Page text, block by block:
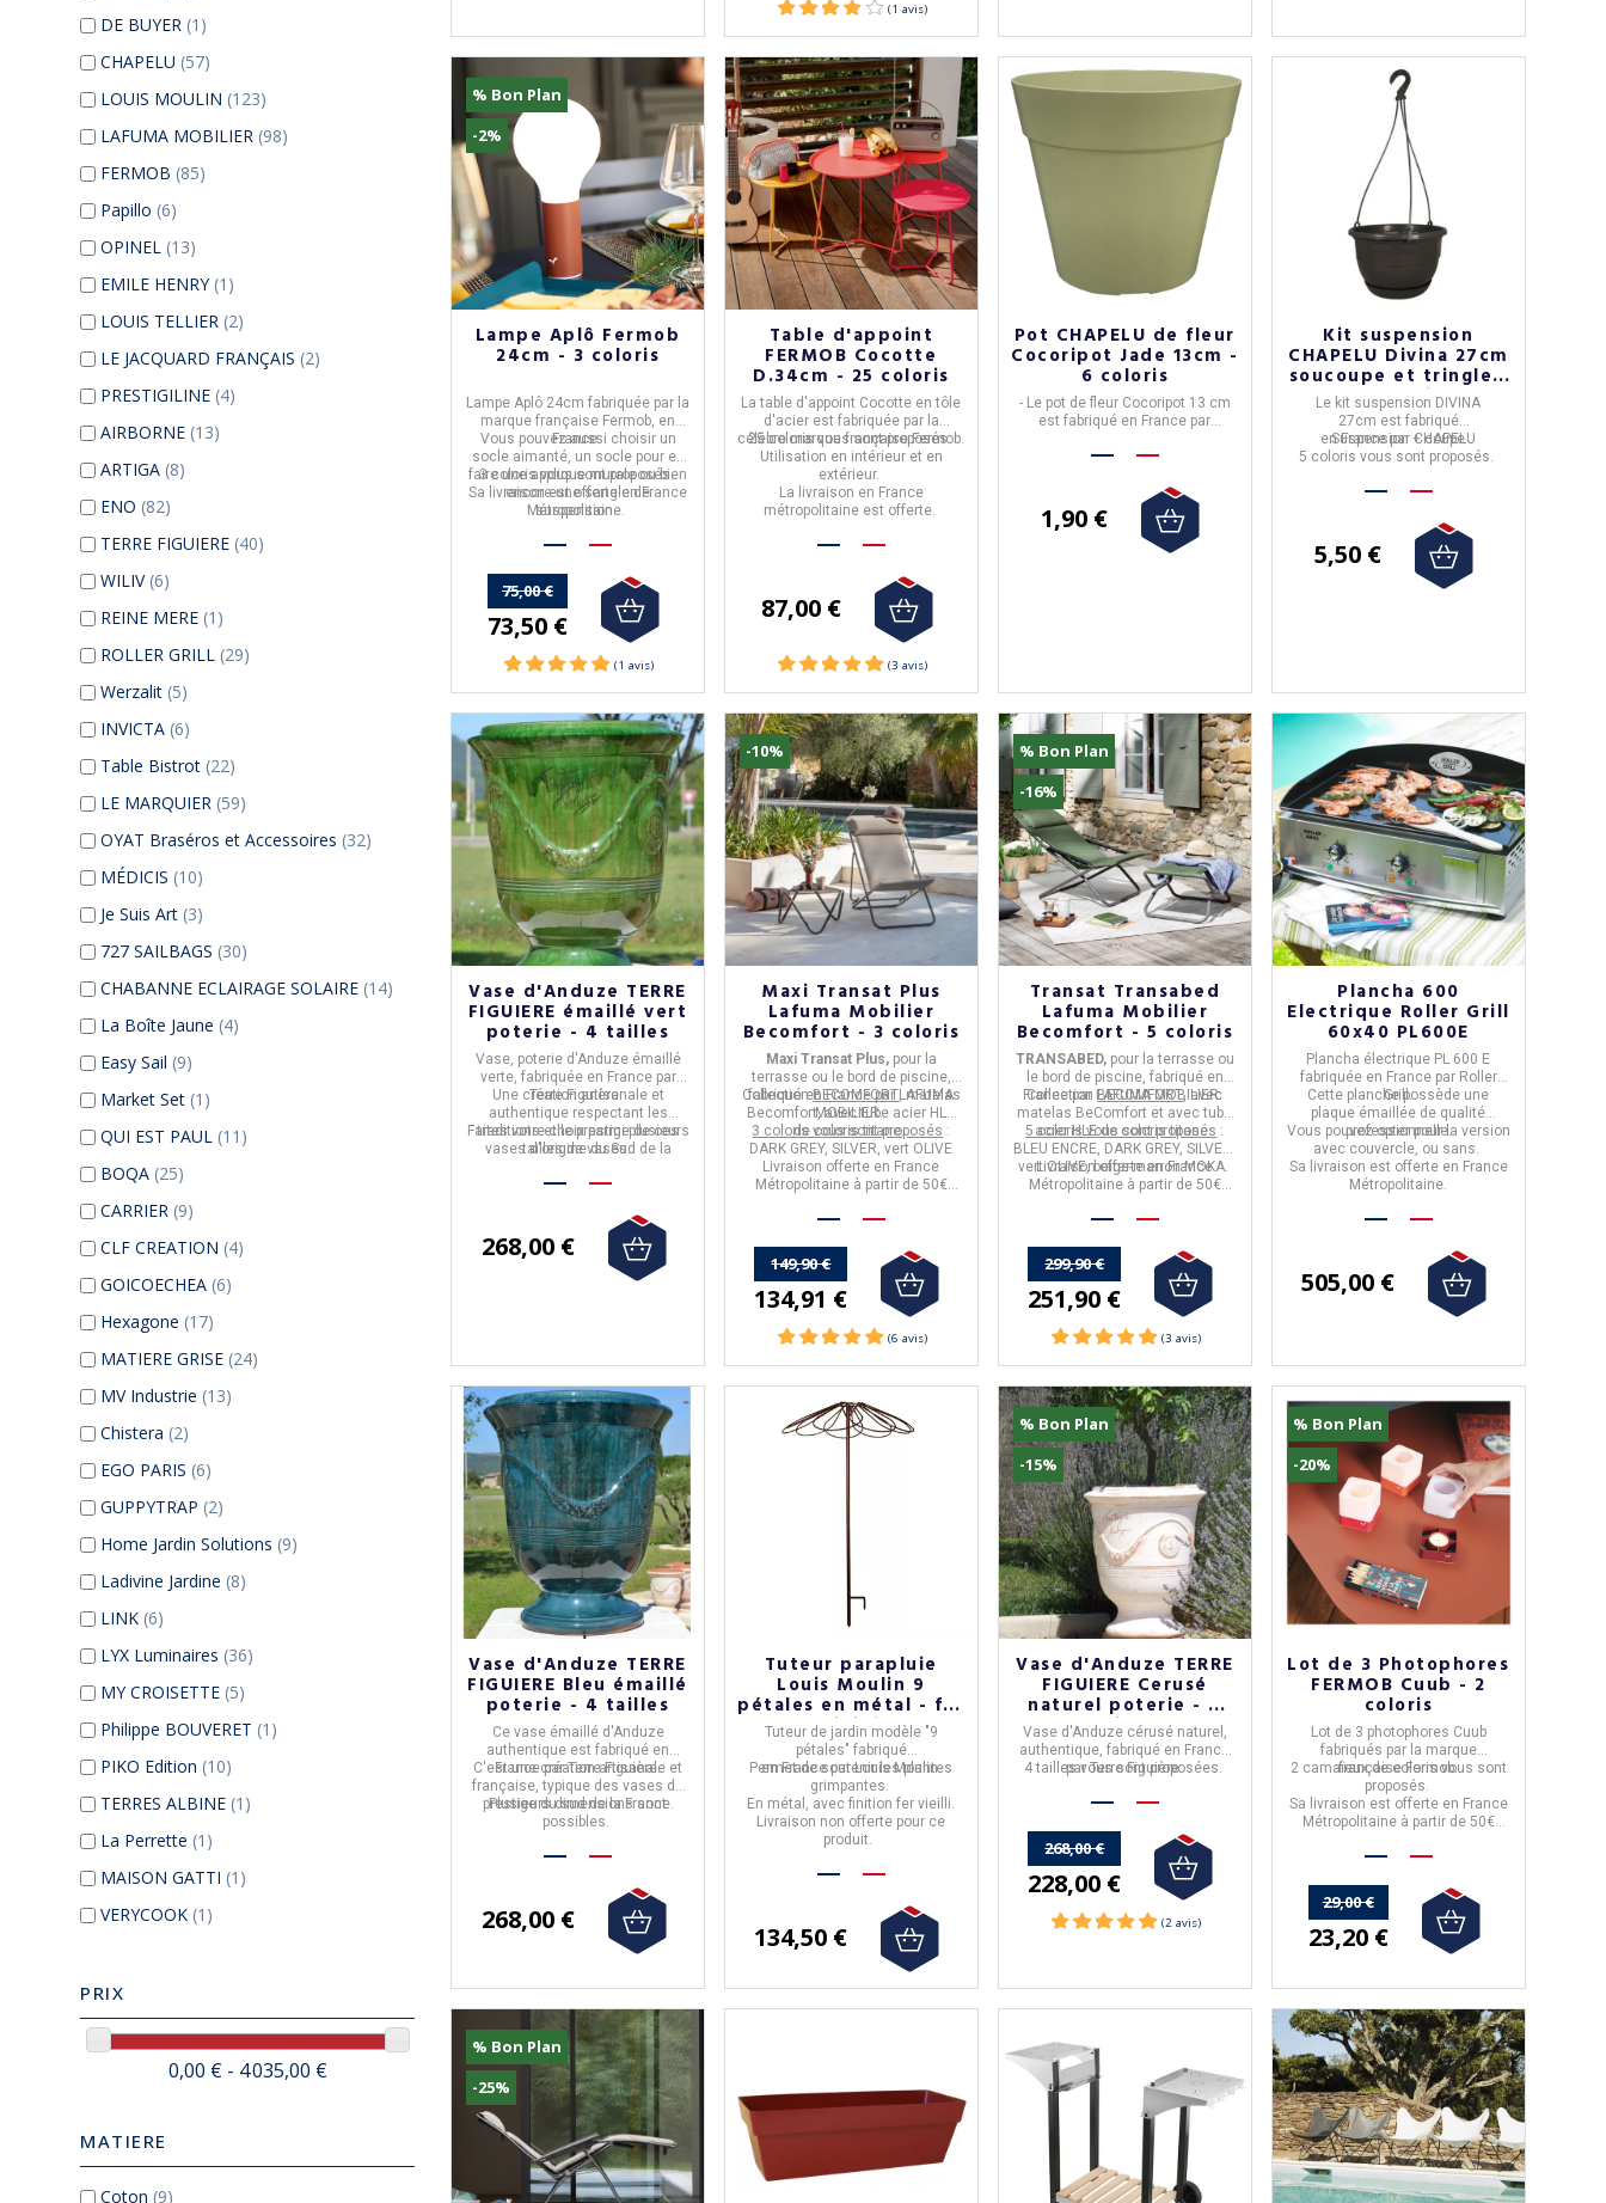
DE BUYER (1)
CHAPELU (57)
LOUIS MOULIN (123)
LAFUMA MOBILIER (98)
FERMOB (85)
Papillo (6)
OPINEL (13)
EMILE HENRY (1)
LOUIS TELLIER (2)
LE JACQUARD FRANÇAIS (2)
PRESTIGILINE (4)
AIRBORNE (13)
ARTIGA (8)
ENO (82)
TERRE FIGUIERE (40)
WILIV (6)
REINE MERE (1)
ROLLER GRILL (29)
Werzalit (5)
INVICTA (6)
Table Bistrot (22)
LE MARQUIER (59)
OYAT Braséros et Accessoires (32)
MÉDICIS (10)
Je Suis Art (3)
727 SAILBAGS (30)
CHABANNE ECLAIRAGE SOLAIRE (14)
La Boîte Jaune (4)
Easy Sail (9)
Market Set (1)
QUI EST PAUL (11)
BOQA (25)
CARRIER (9)
CLF CREATION (4)
GOICOECHEA (6)
Hexagone (17)
MATIERE GRISE (24)
MV Industrie (13)
Chistera (2)
EGO PARIS (6)
GUPPYTRAP (2)
Home Jardin Solutions (9)
Ladivine Jardine (8)
LINK (6)
LYX Luminaires (36)
MY CROISETTE (5)
Philippe BOUVERET (1)
PIKO Edition (10)
TERRES ALBINE (1)
La Perrette (1)
MAISON GATTI (1)
VERYCOOK (1)
PRIX
0,00 € - 4 035,00 €
MATIERE
Coton (9)
(4 avis)
% Bon Plan
-2%
Lampe Aplô Fermob
24cm - 3 coloris
Lampe Aplô 24cmfabriquée par la
marque française Fermob, en
France.
Vous pouvez aussi choisir un
socle aimanté, un socle pour en
faire une applique murale ou bien
encore une sangle de
suspension.
3 coloris vous sont proposés.
Sa livraison est offerte en France
Métropolitaine.
75,00 €
73,50 €
Table d'appoint
FERMOB Cocotte
D.34cm - 25 coloris
La table d'appoint Cocotte en tôle
d'acier est fabriquée par la
célèbre marque françaiseFermob.
25 colorisvous sont proposés.
Utilisation en intérieur et en
extérieur.
La livraison en France
métropolitaine est offerte.
87,00 €
Pot CHAPELU de fleur
Cocoripot Jade 13cm -
6 coloris
- Le pot de fleur Cocoripot 13 cm
est fabriqué en France par
- Pot de culture résistant et
et d’extérieur.
- Disponible en
plusieurs coloris
selon les collections.
La livraison est gratuite en
1,90 €
Kit suspension
CHAPELU Divina 27cm
soucoupe et tringle -
5 coloris
Le kit suspension DIVINA
27cm est fabriqué
enFranceparCHAPELU
Suspension + coupe
5 coloris vous sont proposés.
5,50 €
Vase d'Anduze TERRE
FIGUIERE émaillé vert
poterie - 4 tailles
Vase, poterie d'Anduzeémaillé
verte, fabriquée en Francepar
Terre Figuière.
Une création artisanale et
authentique respectant les
traditions et le prestige de ces
vases d'origine du Sud de la
Faites votre choix parmi plusieurs
tailles de vases.
268,00 €
-10%
Maxi Transat Plus
Lafuma Mobilier
Becomfort - 3 coloris
Maxi Transat Plus, pour la
terrasse ou le bord de piscine,
fabriqué enFranceparLAFUMA
MOBILIER.
CollectionBECOMFORT, matelas
Becomfort, avec tube acier HLE
de coloris titane.
3 coloris vous sont proposés :
DARK GREY, SILVER, vert OLIVE
Livraison offerte en France
Métropolitaine à partir de 50€
149,90 €
134,91 €
% Bon Plan
-16%
Transat Transabed
Lafuma Mobilier
Becomfort - 5 coloris
TRANSABED, pour la terrasse ou
le bord de piscine, fabriqué en
Francepar LAFUMA MOBILIER.
CollectionBECOMFORT, avec
matelas BeComfort et avec tube
acier HLE de coloris titane.
5 coloris vous sont proposés :
BLEU ENCRE, DARK GREY, SILVER,
vert OLIVE, beige-marron MOKA.
Livraison offerte en France
Métropolitaine à partir de 50€
299,90 €
251,90 €
Plancha 600
Electrique Roller Grill
60x40 PL600E
Plancha électrique PL 600 E
fabriquée en France par Roller
Grill.
Cette planche possède une
plaque émaillée de qualité
professionnelle.
Vous pouvez opter pour la version
avec couvercle, ou sans.
Sa livraison est offerte en France
Métropolitaine.
505,00 €
Vase d'Anduze TERRE
FIGUIERE Bleu émaillé
poterie - 4 tailles
Ce vase émaillé d'Anduze
authentique est fabriqué en
FranceparTerre Figuière.
C'est unecréation artisanale et
française, typique des vases de
prestige du sud de la France.
Plusieurs dimensions sont
possibles.
268,00 €
Tuteur parapluie
Louis Moulin 9
pétales en métal - fer
vieilli
Tuteur de jardin modèle "9
pétales" fabriqué
enFranceparLouis Moulin.
Permet de soutenir les plantes
grimpantes.
En métal , avec finition fer vieilli.
Livraison non offerte pour ce
produit.
134,50 €
% Bon Plan
-15%
Vase d'Anduze TERRE
FIGUIERE Cerusé
naturel poterie - 4
tailles
Vase d'Anduzecérusé naturel,
authentique, fabriqué en France
parTerre Figuière.
4 tailles vous sont proposées.
268,00 €
228,00 €
% Bon Plan
-20%
Lot de 3 Photophores
FERMOB Cuub - 2
coloris
Lot de 3 photophores Cuub
fabriqués par la marque
françaiseFermob.
2 camaïeux de colorisvous sont
proposés.
Sa livraison est offerte en France
Métropolitaine à partir de 50€
29,00 €
23,20 €
% Bon Plan
-25%